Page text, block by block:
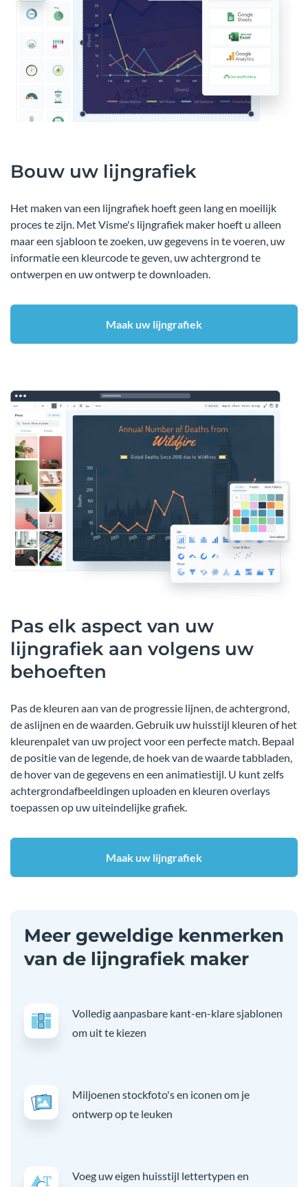
Bouw uw lijngrafiek
Het maken van een lijngrafiek hoeft geen lang en moeilijk
proces te zijn. Met Visme's lijngrafiek maker hoeft u alleen
maar een sjabloon te zoeken, uw gegevens in te voeren, uw
informatie een kleurcode te geven, uw achtergrond te
ontwerpen en uw ontwerp te downloaden.
Maak uw lijngrafiek
Pas elk aspect van uw
lijngrafiek aan volgens uw
behoeften
Pas de kleuren aan van de progressie lijnen, de achtergrond,
de aslijnen en de waarden. Gebruik uw huisstijl kleuren of het
kleurenpalet van uw project voor een perfecte match. Bepaal
de positie van de legende, de hoek van de waarde tabbladen,
de hover van de gegevens en een animatiestijl. U kunt zelfs
achtergrondafbeeldingen uploaden en kleuren overlays
toepassen op uw uiteindelijke grafiek.
Maak uw lijngrafiek
Meer geweldige kenmerken
van de lijngrafiek maker
Volledig aanpasbare kant-en-klare sjablonen
om uit te kiezen
Miljoenen stockfoto's en iconen om je
ontwerp op te leuken
Voeg uw eigen huisstijl lettertypen en